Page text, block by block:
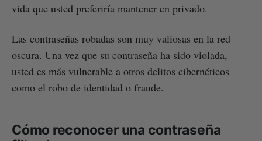
vida que usted preferiría mantener en privado.
Las contraseñas robadas son muy valiosas en la red
oscura. Una vez que su contraseña ha sido violada,
usted es más vulnerable a otros delitos cibernéticos
como el robo de identidad o fraude.
Cómo reconocer una contraseña